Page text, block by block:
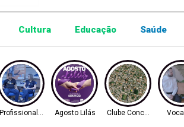
Cultura Educação Saúde
ProfissionalizaçãoAgosto Lilás Clube Concórdia